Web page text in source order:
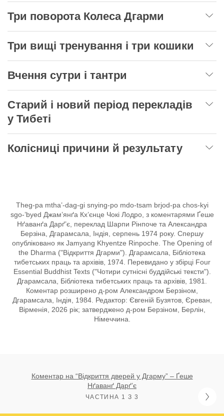
Три поворота Колеса Дгарми
Три вищі тренування і три кошики
Вчення сутри і тантри
Старий і новий період перекладів
у Тибеті
Колісниці причини й результату
Theg-pa mtha’-dag-gi snying-po mdo-tsam brjod-pa chos-kyi
sgo-’byed Джам’янґа Кх’єнце Чокі Лодро, з коментарями Ґеше
Нґаванґа Дарґ’є, переклад Шарпи Рінпоче та Александра
Берзіна, Дгарамсала, Індія, серпень 1974 року. Спершу
опубліковано як Jamyang Khyentze Rinpoche. The Opening of
the Dharma ("Відкриття Дгарми"). Дгарамсала, Бібліотека
тибетських праць та архівів, 1974. Перевидано у збірці Four
Essential Buddhist Texts ("Чотири сутнісні буддійські тексти").
Дгарамсала, Бібліотека тибетських праць та архівів, 1981.
Коментар розширено д-ром Александром Берзіном,
Дгарамсала, Індія, 1984. Редактор: Євгеній Бузятов, Єреван,
Вірменія, 2026 рік; затверджено д-ром Берзіном, Берлін,
Німеччина.
Коментар на “Відкриття дверей у Дгарму” – Ґеше
Нґаванґ Дарґ’є
ЧАСТИНА 1 З 3